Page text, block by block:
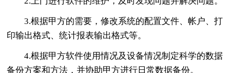
3.根据甲方的需要，修改系统的配置文件、帐户、打
印输出格式、统计报表输出格式等。
4.根据甲方软件使用情况及设备情况制定科学的数据
备份方案和方法，并协助甲方进行日常数据备份。